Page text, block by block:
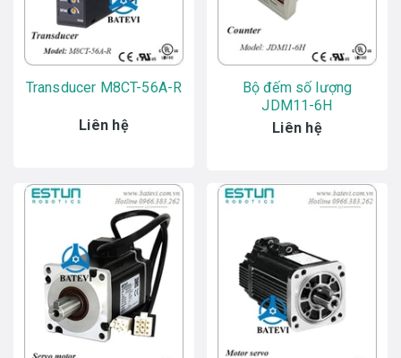
Transducer M8CT-56A-R
Liên hệ
Bộ đếm số lượng
JDM11-6H
Liên hệ